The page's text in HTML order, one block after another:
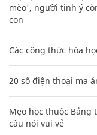
mèo', người tinh ý
con
Các công thức hóa
20 số điện thoại ma
Mẹo học thuộc Bảng
câu nói vui vẻ